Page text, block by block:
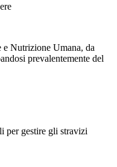
e Nutrizione Umana, da
prevalentemente del